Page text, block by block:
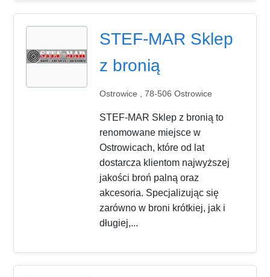
STEF-MAR Sklep
z bronią
Ostrowice , 78-506 Ostrowice
STEF-MAR Sklep z bronią to
renomowane miejsce w
Ostrowicach, które od lat
dostarcza klientom najwyższej
jakości broń palną oraz
akcesoria. Specjalizując się
zarówno w broni krótkiej, jak i
długiej,...